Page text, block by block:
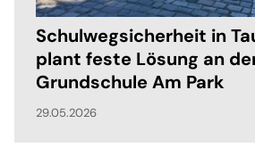
Schulwegsicherheit in
plant feste Lösung an
Grundschule Am Park
29.05.2026